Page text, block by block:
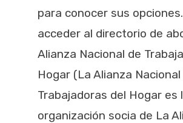
para conocer sus
acceder al directorio de
Alianza Nacional de
Hogar (La Alianza Nacional
Trabajadoras del Hogar es
organización socia de La